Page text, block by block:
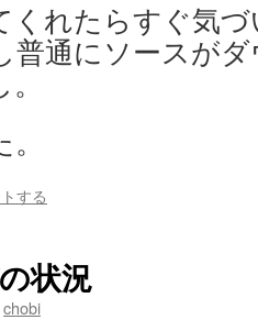
くれたらすぐ気
普通にソースが
する
状況
chobi